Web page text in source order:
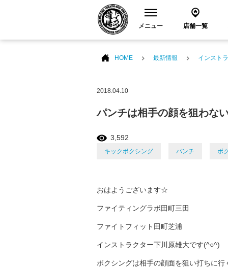
メニュー 店舗一覧
HOME 最新情報 インスト
2018.04.10
パンチは相手の顔を狙わな
3,592
キックボクシング パンチ ボ
おはようございます☆
ファイティングラボ田町三田
ファイトフィット田町芝浦
インストラクター下川原雄大です(^○^)
ボクシングは相手の顔面を狙い打ちに行